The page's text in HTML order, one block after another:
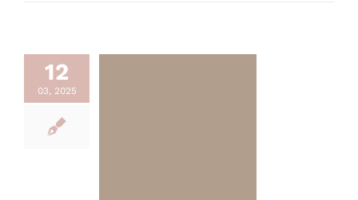
12
03, 2025